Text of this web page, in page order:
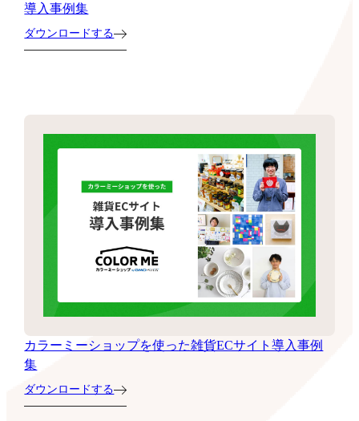
導入事例集
ダウンロードする
カラーミーショップを使った雑貨ECサイト導入事例
集
ダウンロードする